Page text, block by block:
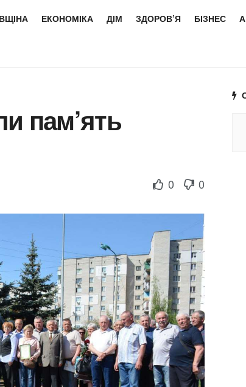
ЕКОНОМІКА ДІМ ЗДОРОВ’Я БІЗНЕС
пам’ять
0 0